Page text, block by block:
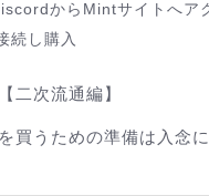
からMintサイトへア
続し購入
二次流通編】
買うための準備は入念に